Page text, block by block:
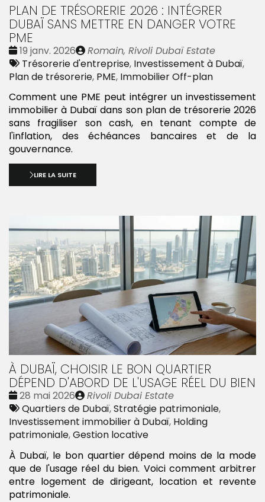
PLAN DE TRÉSORERIE 2026 : INTÉGRER
DUBAÏ SANS METTRE EN DANGER VOTRE
PME
Date
:
19 janv. 2026
Publié
par
Romain, Rivoli Dubaï Estate
Tags
:
Trésorerie d'entreprise, Investissement à Dubaï,
Plan de trésorerie, PME, Immobilier Off-plan
Comment une PME peut intégrer un investissement
immobilier à Dubaï dans son plan de trésorerie 2026
sans fragiliser son cash, en tenant compte de
l'inflation, des échéances bancaires et de la
gouvernance.
LIRE LA SUITE
À DUBAÏ, CHOISIR LE BON QUARTIER
DÉPEND D'ABORD DE L'USAGE RÉEL DU BIEN
Date
:
28 mai 2026
Publié
par
Rivoli Dubai Estate
Tags
:
Quartiers de Dubaï,Stratégie patrimoniale,
Investissement immobilier à Dubaï, Holding
patrimoniale,Gestion locative
À Dubaï, le bon quartier dépend moins de la mode
que de l'usage réel du bien. Voici comment arbitrer
entre logement de dirigeant, location et revente
patrimoniale.